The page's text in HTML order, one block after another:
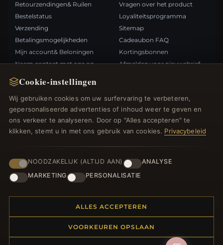
Cookie-instellingen
Wij gebruiken cookies om uw surfervaring te verbeteren,
gepersonaliseerde advertenties of inhoud weer te geven en
ons verkeer te analyseren. Door op "Alles accepteren" te
klikken, stemt u in met ons gebruik van cookies. Privacybeleid
NOODZAKELIJK (ALTIJD AAN)
ANALYSE
MARKETING
PERSONALISATIE
ALLES ACCEPTEREN
VOORKEUREN OPSLAAN
Retourzendingen& Ruilen
Bestelstatus
Verzending
Betalingsmogelijkheden
Mijn account& Beloningen
Neem contact met ons op
Vragen over het product
Loyaliteitsprogramma
Sitemap
Cadeaubon FAQ
Kortingsbonnen
Afmelden voor nieuwsbrief
Nieuwe producten
Specials
Blog
Beoordelingen
Inloggen
BETAALMETHODEN
© 2012–2026Bedelsoutlet.nl . Alle rechten
voorbehouden.